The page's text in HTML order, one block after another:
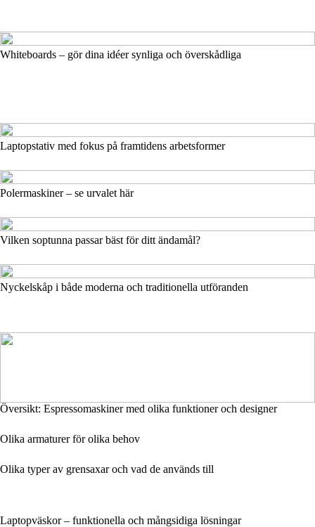
Whiteboards – gör dina idéer synliga och överskådliga
Laptopstativ med fokus på framtidens arbetsformer
Polermaskiner – se urvalet här
Vilken soptunna passar bäst för ditt ändamål?
Nyckelskåp i både moderna och traditionella utföranden
Översikt: Espressomaskiner med olika funktioner och designer
Olika armaturer för olika behov
Olika typer av grensaxar och vad de används till
Laptopväskor – funktionella och mångsidiga lösningar